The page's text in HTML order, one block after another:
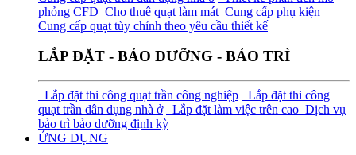
phỏng CFD Cho thuê quạt làm mát Cung cấp phụ kiện
Cung cấp quạt tùy chỉnh theo yêu cầu thiết kế
LẮP ĐẶT - BẢO DƯỠNG - BẢO TRÌ
Lắp đặt thi công quạt trần công nghiệp
Lắp đặt thi công
quạt trần dân dụng nhà ở
Lắp đặt làm việc trên cao Dịch vụ
bảo trì bảo dưỡng định kỳ
ỨNG DỤNG